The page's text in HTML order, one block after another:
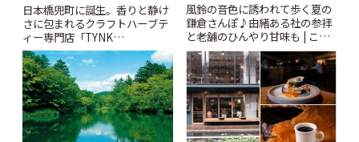
日本橋兜町に誕生。香りと静け
さに包まれるクラフトハーブテ
ィー専門店「TYNK
Kabutocho」 | ことりっぷ
風鈴の音色に誘われて歩く夏の
鎌倉さんぽ♪由緒ある社の参拝
と老舗のひんやり甘味も | こと
りっぷ